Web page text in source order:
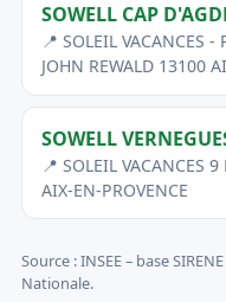
SOWELL CAP
📍 SOLEIL VACANCES -
JOHN REWALD 13100
SOWELL
📍 SOLEIL VACANCES
AIX-EN-PROVENCE
Source : INSEE – base
Nationale.